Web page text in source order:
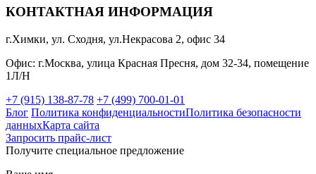
КОНТАКТНАЯ ИНФОРМАЦИЯ
г.Химки, ул. Сходня, ул.Некрасова 2, офис 34
Офис: г.Москва, улица Красная Пресня, дом 32-34, помещение
1Л/Н
+7 (915) 138-87-78 +7 (499) 700-01-01
Блог Политика конфиденциальностиПолитика безопасности
данныхКарта сайта
Запросить прайс-лист
Получите специальное предложение